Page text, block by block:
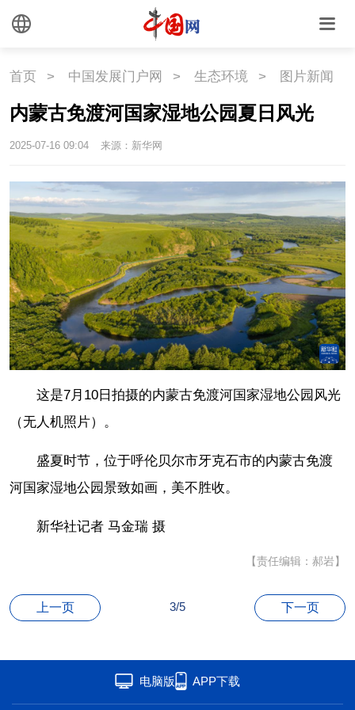
文化
悦读
中国瓷
国情
国情 助残 一带一路
海洋 草原 湾区
联盟 心理 老年
首页 > 中国发展门户网 > 生态环境 > 图片新闻
内蒙古免渡河国家湿地公园夏日风光
2025-07-16 09:04 来源：新华网
这是7月10日拍摄的内蒙古免渡河国家湿地公园风光
（无人机照片）。
盛夏时节，位于呼伦贝尔市牙克石市的内蒙古免渡
河国家湿地公园景致如画，美不胜收。
新华社记者 马金瑞 摄
【责任编辑：郝岩】
上一页 3/5 下一页
电脑版 APP下载